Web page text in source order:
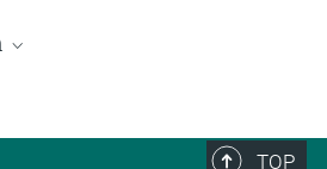
Planck-Gesellschaft, München
TOP